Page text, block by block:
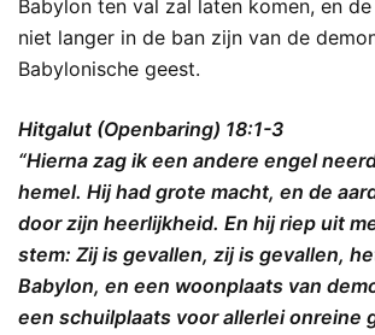
Babylon ten val zal laten komen, en
niet langer in de ban zijn van de
Babylonische geest.
Hitgalut (Openbaring) 18:1-3
“Hierna zag ik een andere engel
hemel. Hij had grote macht, en de
door zijn heerlijkheid. En hij riep uit
stem: Zij is gevallen, zij is gevallen,
Babylon, en een woonplaats van
een schuilplaats voor allerlei onreine